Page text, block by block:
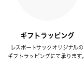
ギフトラッピング
レスポートサックオリジナルの
ギフトラッピングにて承ります。